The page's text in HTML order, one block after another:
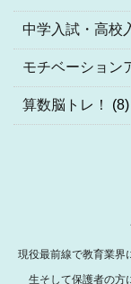
中学入試・高校
モチベーション
算数脳トレ！ (8)
現役最前線で教育業界
生そして保護者の方